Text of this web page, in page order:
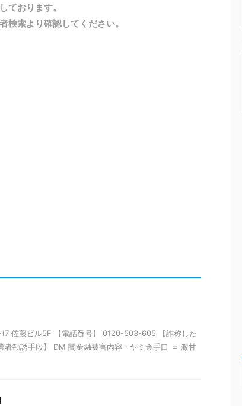
ております。
検索より確認してください。
佐藤ビル5F 【電話番号】 0120-503-605 【詐称した
勧誘手段】 DM 闇金融被害内容・ヤミ金手口 ＝ 激甘